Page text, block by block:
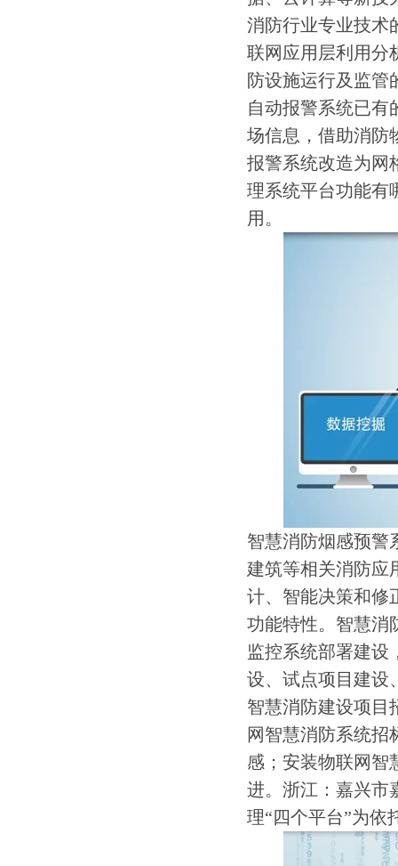
消防行业专业技术
联网应用层利用分
防设施运行及监管
自动报警系统已有
场信息，借助消防
报警系统改造为网
理系统平台功能有
用。
智慧消防烟感预警
建筑等相关消防应
计、智能决策和修
功能特性。智慧消
监控系统部署建设
设、试点项目建设
智慧消防建设项目
网智慧消防系统招
感；安装物联网智
进。浙江：嘉兴市
理“四个平台”为依